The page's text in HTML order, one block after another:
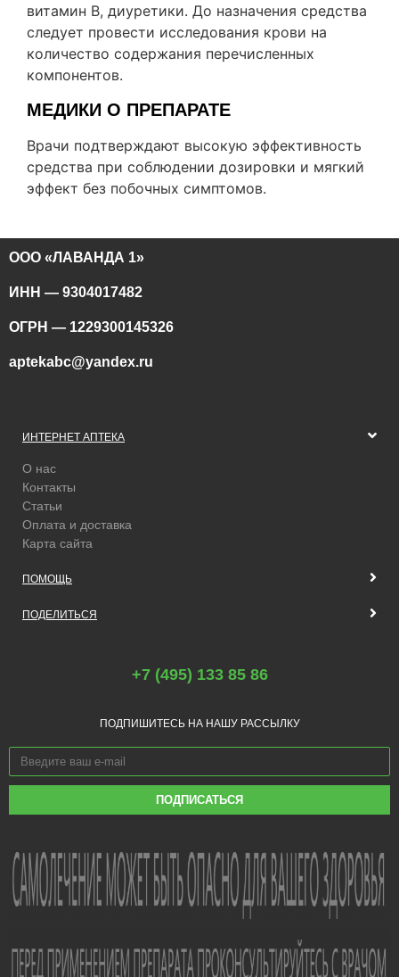
витамин В, диуретики. До назначения средства
следует провести исследования крови на
количество содержания перечисленных
компонентов.
МЕДИКИ О ПРЕПАРАТЕ
Врачи подтверждают высокую эффективность
средства при соблюдении дозировки и мягкий
эффект без побочных симптомов.
ООО «ЛАВАНДА 1»
ИНН — 9304017482
ОГРН — 1229300145326
aptekabc@yandex.ru
ИНТЕРНЕТ АПТЕКА
О нас
Контакты
Статьи
Оплата и доставка
Карта сайта
ПОМОЩЬ
ПОДЕЛИТЬСЯ
+7 (495) 133 85 86
ПОДПИШИТЕСЬ НА НАШУ РАССЫЛКУ
ПОДПИСАТЬСЯ